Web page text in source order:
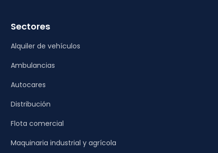
Sectores
Alquiler de vehículos
Ambulancias
Autocares
Distribución
Flota comercial
Maquinaria industrial y agrícola